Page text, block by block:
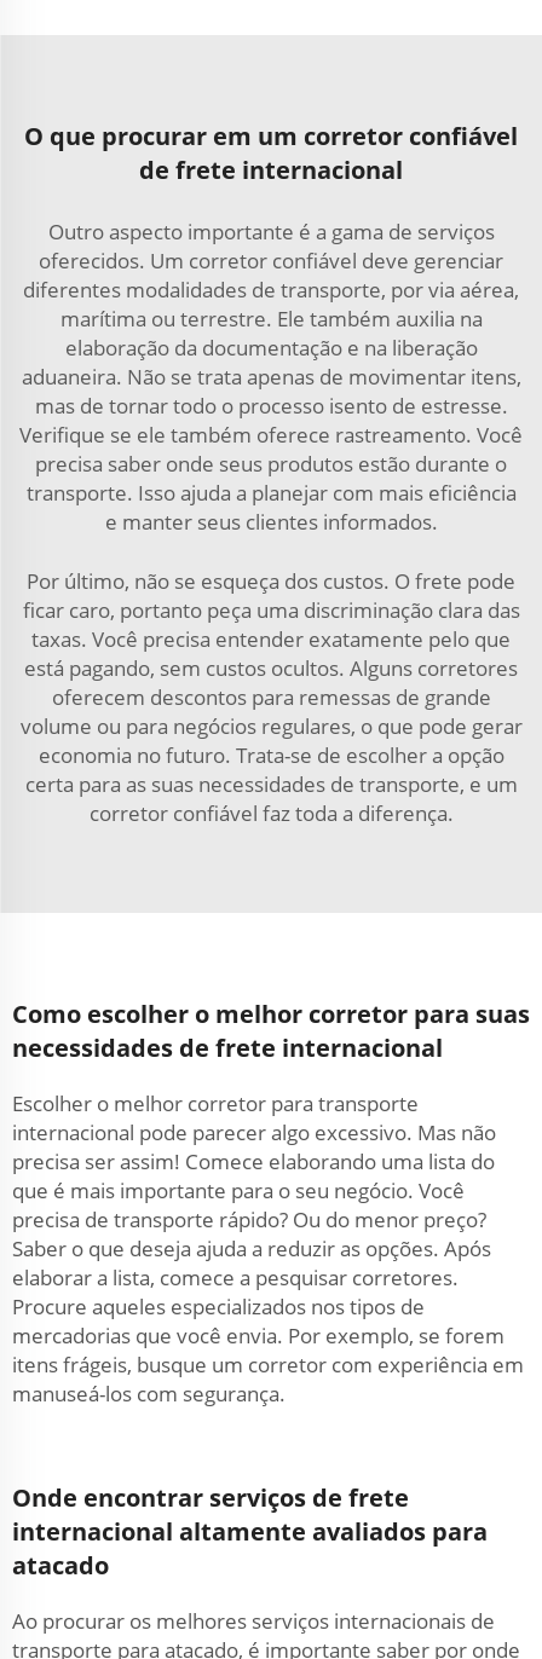
O que procurar em um corretor confiável
de frete internacional
Outro aspecto importante é a gama de serviços
oferecidos. Um corretor confiável deve gerenciar
diferentes modalidades de transporte, por via aérea,
marítima ou terrestre. Ele também auxilia na
elaboração da documentação e na liberação
aduaneira. Não se trata apenas de movimentar itens,
mas de tornar todo o processo isento de estresse.
Verifique se ele também oferece rastreamento. Você
precisa saber onde seus produtos estão durante o
transporte. Isso ajuda a planejar com mais eficiência
e manter seus clientes informados.
Por último, não se esqueça dos custos. O frete pode
ficar caro, portanto peça uma discriminação clara das
taxas. Você precisa entender exatamente pelo que
está pagando, sem custos ocultos. Alguns corretores
oferecem descontos para remessas de grande
volume ou para negócios regulares, o que pode gerar
economia no futuro. Trata-se de escolher a opção
certa para as suas necessidades de transporte, e um
corretor confiável faz toda a diferença.
Como escolher o melhor corretor para suas
necessidades de frete internacional
Escolher o melhor corretor para transporte
internacional pode parecer algo excessivo. Mas não
precisa ser assim! Comece elaborando uma lista do
que é mais importante para o seu negócio. Você
precisa de transporte rápido? Ou do menor preço?
Saber o que deseja ajuda a reduzir as opções. Após
elaborar a lista, comece a pesquisar corretores.
Procure aqueles especializados nos tipos de
mercadorias que você envia. Por exemplo, se forem
itens frágeis, busque um corretor com experiência em
manuseá-los com segurança.
Onde encontrar serviços de frete
internacional altamente avaliados para
atacado
Ao procurar os melhores serviços internacionais de
transporte para atacado, é importante saber por onde